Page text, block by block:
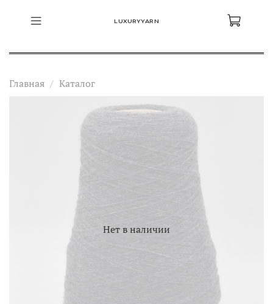
LUXURYYARN
Главная Каталог
Нет в наличии